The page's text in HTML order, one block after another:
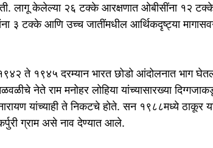
लागू केलेल्या २६ टक्के आरक्षणात ओबीसींना १२
३ टक्के आणि उच्च जातींमधील आर्थिकदृष्ट्या
ते १९४५ दरम्यान भारत छोडो आंदोलनात भाग
नेते राम मनोहर लोहिया यांच्यासारख्या
यांच्याही ते निकटचे होते. सन १९८८मध्ये ठाकूर
ग्राम असे नाव देण्यात आले.